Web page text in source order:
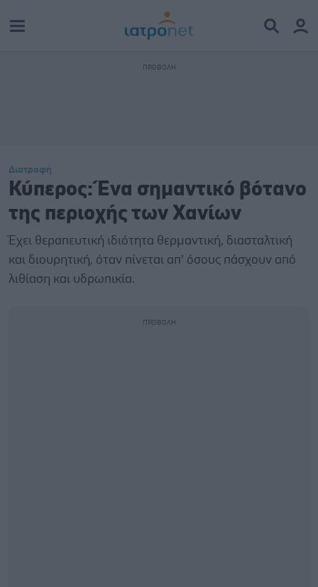
Διατροφή
Κύπερος: Ένα σημαντικό βότανο
της περιοχής των Χανίων
Έχει θεραπευτική ιδιότητα θερμαντική, διασταλτική
και διουρητική, όταν πίνεται απ’ όσους πάσχουν από
λιθίαση και υδρωπικία.